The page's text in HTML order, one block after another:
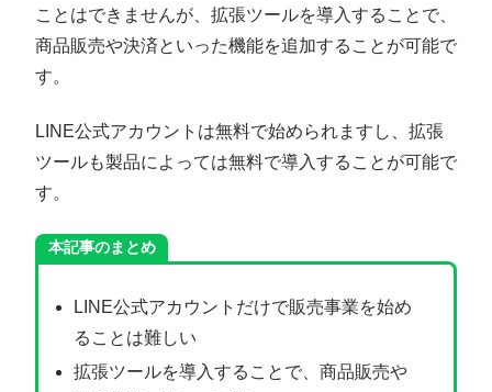
ことはできませんが、拡張ツールを導入することで、
商品販売や決済といった機能を追加することが可能で
す。
LINE公式アカウントは無料で始められますし、拡張
ツールも製品によっては無料で導入することが可能で
す。
本記事のまとめ
LINE公式アカウントだけで販売事業を始め
ることは難しい
拡張ツールを導入することで、商品販売や